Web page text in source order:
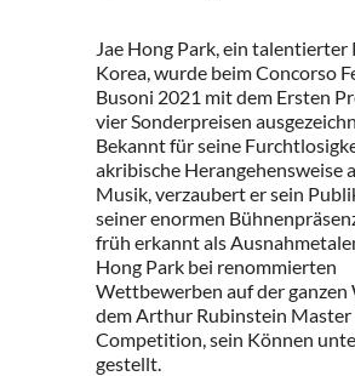
Jae Hong Park, ein talentierter
Korea, wurde beim Concorso
Busoni 2021 mit dem Ersten
vier Sonderpreisen
Bekannt für seine
akribische Herangehensweise
Musik, verzaubert er sein
seiner enormen
früh erkannt als
Hong Park bei renommierten
Wettbewerben auf der ganzen
dem Arthur Rubinstein Master
Competition, sein Können
gestellt.